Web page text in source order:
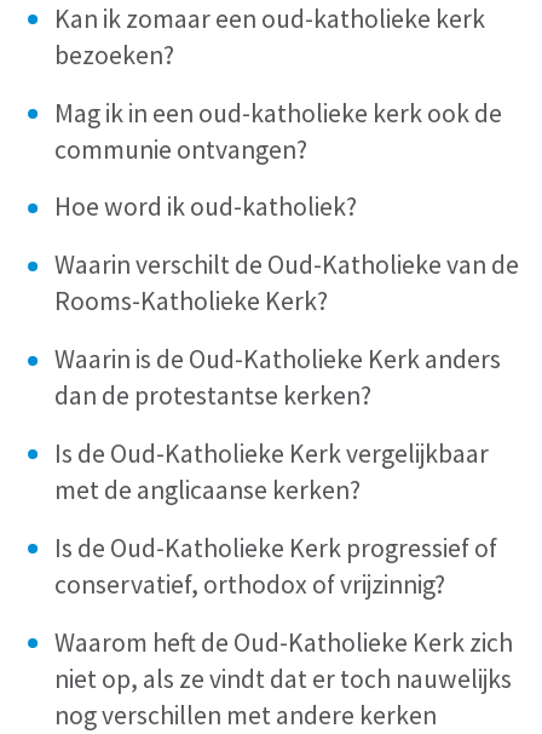
Kan ik zomaar een oud-katholieke kerk
bezoeken?
Mag ik in een oud-katholieke kerk ook de
communie ontvangen?
Hoe word ik oud-katholiek?
Waarin verschilt de Oud-Katholieke van de
Rooms-Katholieke Kerk?
Waarin is de Oud-Katholieke Kerk anders
dan de protestantse kerken?
Is de Oud-Katholieke Kerk vergelijkbaar
met de anglicaanse kerken?
Is de Oud-Katholieke Kerk progressief of
conservatief, orthodox of vrijzinnig?
Waarom heft de Oud-Katholieke Kerk zich
niet op, als ze vindt dat er toch nauwelijks
nog verschillen met andere kerken